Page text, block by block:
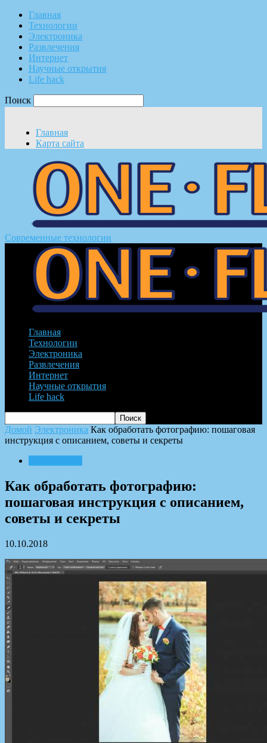
Главная
Технологии
Электроника
Развлечения
Интернет
Научные открытия
Life hack
Поиск
Главная
Карта сайта
Современные технологии
Главная
Технологии
Электроника
Развлечения
Интернет
Научные открытия
Life hack
Домой Электроника Как обработать фотографию: пошаговая
инструкция с описанием, советы и секреты
Как обработать фотографию:
пошаговая инструкция с описанием,
советы и секреты
10.10.2018